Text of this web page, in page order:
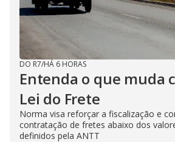
DO R7/HÁ 6 HORAS
Entenda o que muda
Lei do Frete
Norma visa reforçar a fiscalização e
contratação de fretes abaixo dos
definidos pela ANTT